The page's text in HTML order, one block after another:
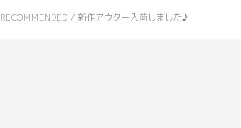
RECOMMENDED / 新作アウター入荷しました♪